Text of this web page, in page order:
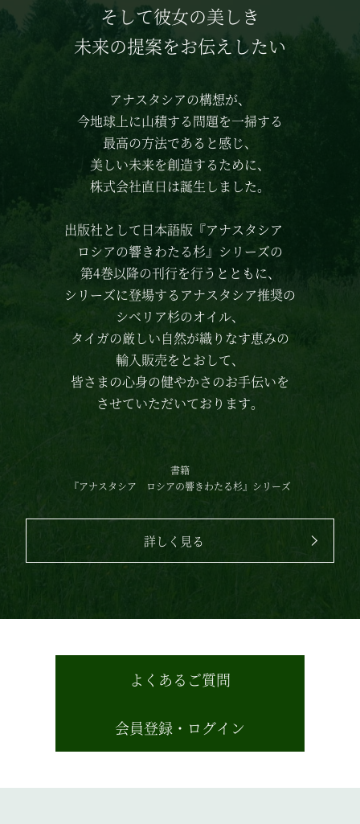
そして彼女の美しき
未来の提案をお伝えしたい
アナスタシアの構想が、
今地球上に山積する問題を一掃する
最高の方法であると感じ、
美しい未来を創造するために、
株式会社直日は誕生しました。
出版社として日本語版 『アナスタシア
ロシアの響きわたる杉』シリーズの
第4巻以降の刊行を行うとともに、
シリーズに登場する アナスタシア推奨の
シベリア杉のオイル、
タイガの厳しい自然が織りなす恵みの
輸入販売をとおして、
皆さまの心身の健やかさのお手伝いを
させていただいております。
書籍
『アナスタシア
ロシアの響きわたる杉』シリーズ
詳しく見る
よくあるご質問
会員登録・ログイン